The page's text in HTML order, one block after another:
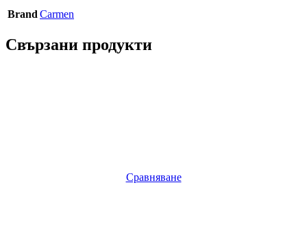
Brand Carmen
Свързани продукти
Сравняване